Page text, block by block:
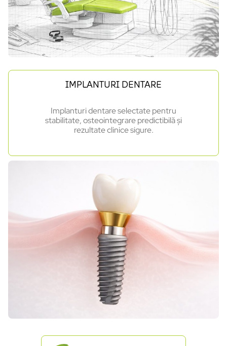
IMPLANTURI DENTARE
Implanturi dentare selectate pentru
stabilitate, osteointegrare predictibilă și
rezultate clinice sigure.